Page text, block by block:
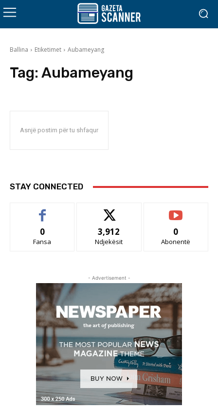
Ballina Etiketimet Aubameyang
Tag: Aubameyang
Asnjë postim për tu shfaqur
STAY CONNECTED
0
Fansa
3,912
Ndjekësit
0
Abonentë
- Advertisement -